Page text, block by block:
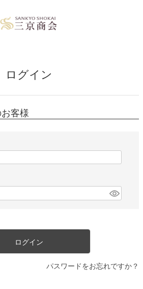
ログイン
客様
ログイン
パスワードをお忘れですか？